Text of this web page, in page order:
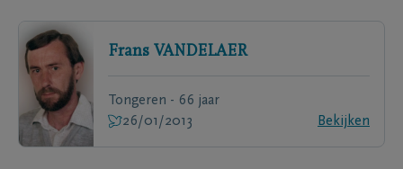
Frans VANDELAER
Tongeren - 66 jaar
26/01/2013
Bekijken